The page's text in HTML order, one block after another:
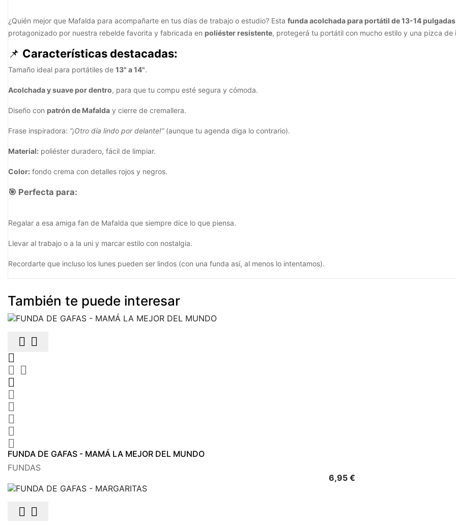
¿Quién mejor que Mafalda para acompañarte en tus días de trabajo o estudio? Esta funda acolchada para portátil de 13-14 pulgadas
protagonizado por nuestra rebelde favorita y fabricada en poliéster resistente, protegerá tu portátil con mucho estilo y una pizca de
📌 Características destacadas:
Tamaño ideal para portátiles de 13" a 14".
Acolchada y suave por dentro, para que tu compu esté segura y cómoda.
Diseño con patrón de Mafalda y cierre de cremallera.
Frase inspiradora: “¡Otro día lindo por delante!”(aunque tu agenda diga lo contrario).
Material: poliéster duradero, fácil de limpiar.
Color: fondo crema con detalles rojos y negros.
🎯 Perfecta para:
Regalar a esa amiga fan de Mafalda que siempre dice lo que piensa.
Llevar al trabajo o a la uni y marcar estilo con nostalgia.
Recordarte que incluso los lunes pueden ser lindos (con una funda así, al menos lo intentamos).
También te puede interesar
 

 






FUNDA DE GAFAS - MAMÁ LA MEJOR DEL MUNDO
FUNDAS
6,95 €

